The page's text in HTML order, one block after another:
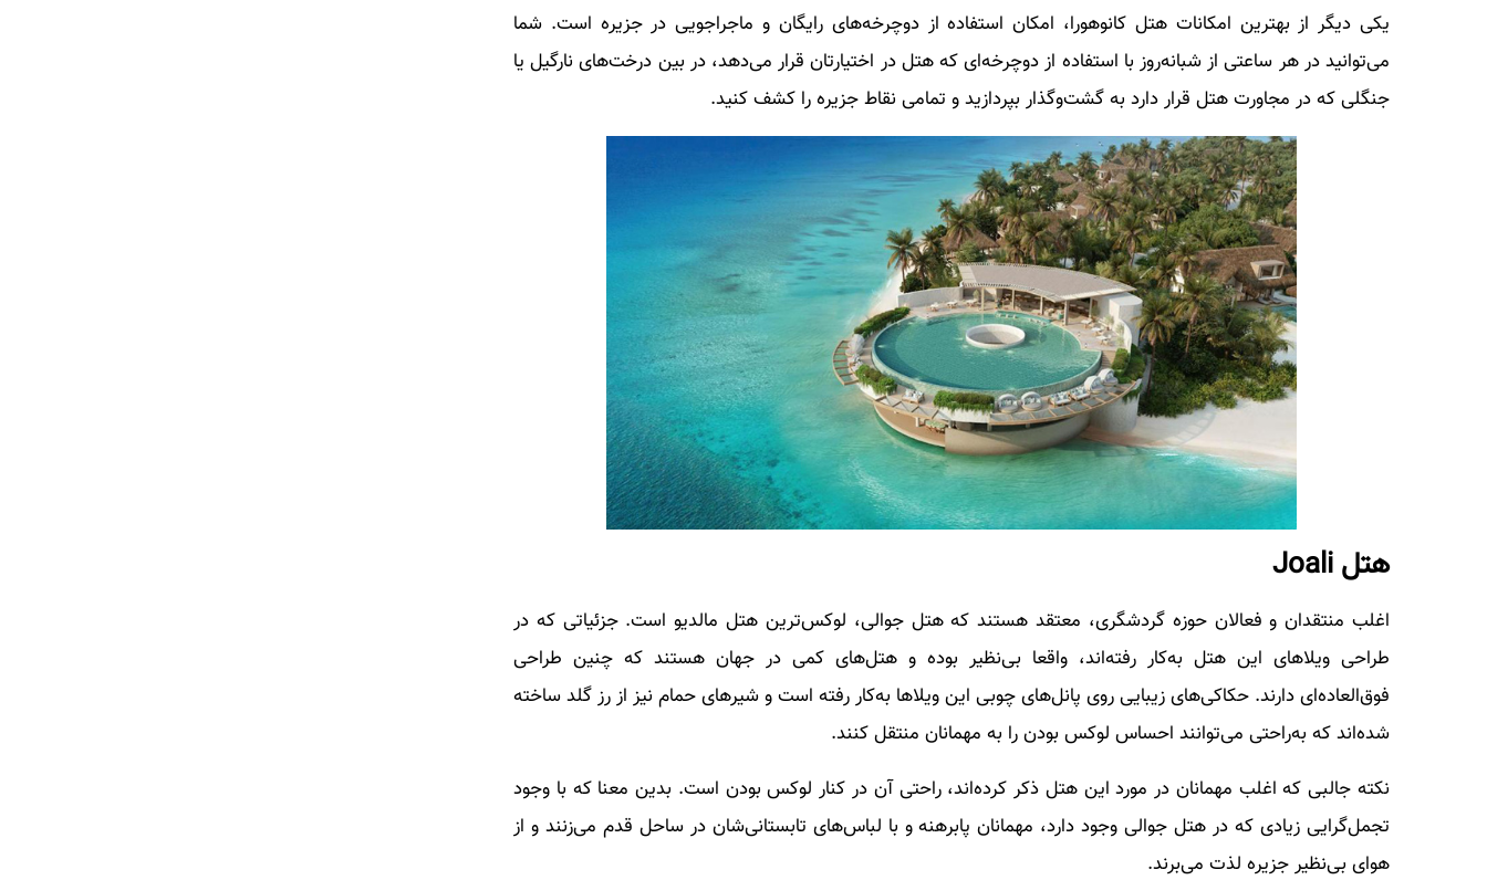
یکی دیگر از بهترین امکانات هتل کانوهورا، امکان استفاده از دوچرخه‌های رایگان و ماجراجویی در جزیره است. شما
می‌توانید در هر ساعتی از شبانه‌روز با استفاده از دوچرخه‌ای که هتل در اختیارتان قرار می‌دهد، در بین درخت‌های نارگیل یا
جنگلی که در مجاورت هتل قرار دارد به گشت‌وگذار بپردازید و تمامی نقاط جزیره را کشف کنید.
هتل Joali
اغلب منتقدان و فعالان حوزه گردشگری، معتقد هستند که هتل جوالی، لوکس‌ترین هتل مالدیو است. جزئیاتی که در
طراحی ویلاهای این هتل به‌کار رفته‌اند، واقعا بی‌نظیر بوده و هتل‌های کمی در جهان هستند که چنین طراحی
فوق‌العاده‌ای دارند. حکاکی‌های زیبایی روی پانل‌های چوبی‌ این ویلاها به‌کار رفته است و شیرهای حمام نیز از رز گلد ساخته‌
شده‌اند که به‌راحتی می‌توانند احساس لوکس بودن را به مهمانان منتقل کنند.
نکته جالبی که اغلب مهمانان در مورد این هتل ذکر کرده‌اند، راحتی آن در کنار لوکس بودن است. بدین معنا که با وجود
تجمل‌گرایی زیادی که در هتل جوالی وجود دارد، مهمانان پابرهنه و با لباس‌های تابستانی‌شان در ساحل قدم می‌زنند و از
هوای بی‌نظیر جزیره لذت می‌برند.